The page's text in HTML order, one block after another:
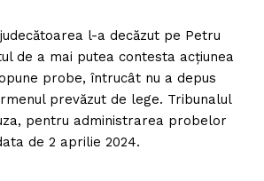
l-a decăzut pe Petru
de a mai putea contesta acțiunea
probe, întrucât nu a depus
prevăzut de lege. Tribunalul
pentru administrarea probelor
de 2 aprilie 2024.